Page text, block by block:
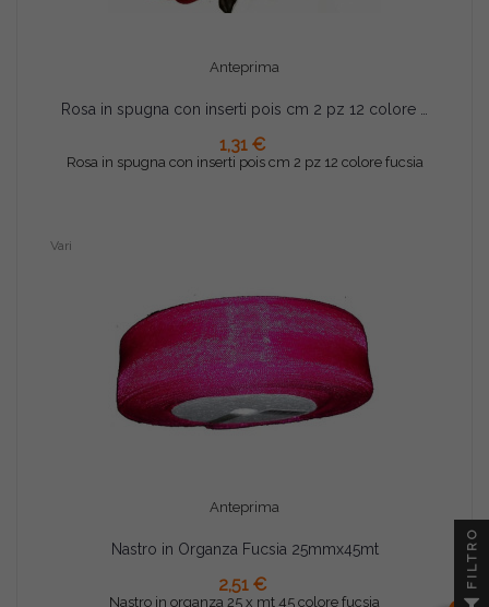
Anteprima
1,31 €
Rosa in spugna con inserti pois cm 2 pz 12 colore fucsia
AGGIUNGI AL CARRELLO
Anteprima
Vari
Nastro in Organza Fucsia 25mmx45mt
2,51 €
Nastro in organza 25 x mt 45 colore fucsia
AGGIUNGI AL CARRELLO FILTRO